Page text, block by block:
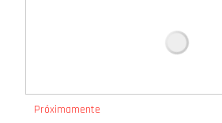
Próximamente